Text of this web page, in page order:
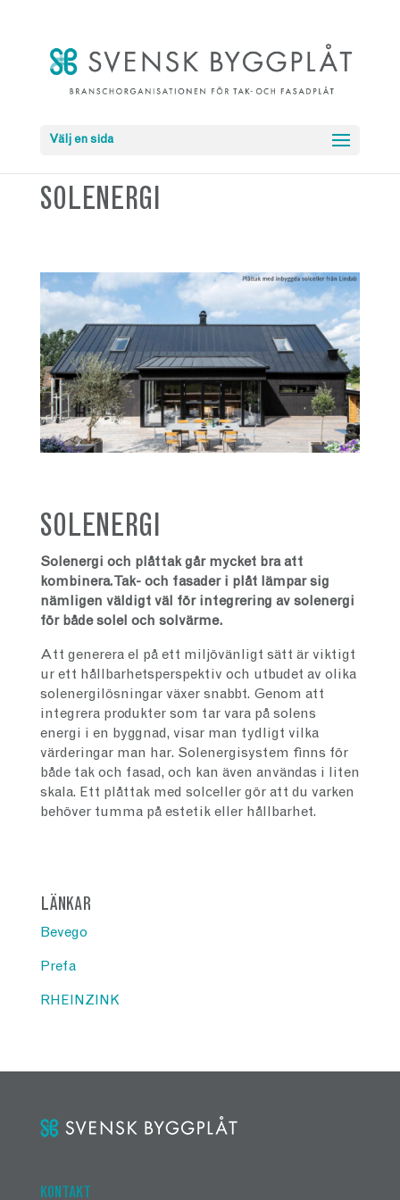
Välj en sida
SOLENERGI
SOLENERGI
Solenergi och plåttak går mycket bra att
kombinera. Tak- och fasader i plåt lämpar sig
nämligen väldigt väl för integrering av solenergi
för både solel och solvärme.
Att generera el på ett miljövänligt sätt är viktigt
ur ett hållbarhetsperspektiv och utbudet av olika
solenergilösningar växer snabbt. Genom att
integrera produkter som tar vara på solens
energi i en byggnad, visar man tydligt vilka
värderingar man har. Solenergisystem finns för
både tak och fasad, och kan även användas i liten
skala. Ett plåttak med solceller gör att du varken
behöver tumma på estetik eller hållbarhet.
LÄNKAR
Bevego
Prefa
RHEINZINK
KONTAKT